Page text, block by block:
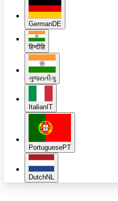
GermanDE
हिन्दीहि
ગુજરાતીગુ
Italian IT
PortuguesePT
DutchNL